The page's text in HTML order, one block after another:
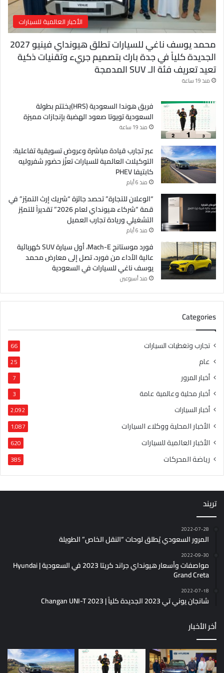
الأخبار العالمية للسيارات
محمد يوسف ناغي للسيارات تطلق هيونداي فينيو 2027
الجديدة كلياً في جدة بارك بتصميم جريء وتقنيات ذكية
تعيد تعريف فئة الـ SUV المدمجة
منذ 19 ساعة
فريق هوندا السعودية (HRS)يختتم بطولة
السعودية تويوتا صعود الهضبة بإنجازات مميزة
منذ 19 ساعة
عبر تجارب قيادة مباشرة وعروض تسويقية تفاعلية:
التوكيلات العالمية للسيارات تعزّز حضور شفروليه
كابتيفا PHEV
منذ 6 أيام
“الوعلان للتجارة” تحصد جائزة “شريك إرث التميّز” في
قمة “شركاء هيونداي لعام 2026” تقديراً للتميّز
التشغيلي وريادة تجارب العميل
منذ 6 أيام
فورد موستانج Mach-E، أول سيارة SUV كهربائية
عالية الأداء من فورد، تصل إلى معارض محمد
يوسف ناغي للسيارات في السعودية
منذ أسبوعين
Categories
تجارب وتغطيات السيارات 66
عام 25
أخبار المرور 7
أخبار محلية وعالمية عامة 3
أخبار السيارات 2٬092
الأخبار المحلية ووكلاء السيارات 1٬087
الأخبار العالمية للسيارات 620
رياضة المحركات 385
تريند
2022-07-28
المرور السعودي يُطلق لوحات “النقل الخاص” الطويلة
2022-09-30
مواصفات وأسعار هيونداي جراند كريتا 2023 في السعودية | Hyundai
Grand Creta
2022-07-18
شانجان يوني تي 2023 الجديدة كلياً | Changan UNI-T 2023
أخر الأخبار